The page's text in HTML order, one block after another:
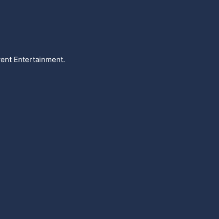
Entertainment.